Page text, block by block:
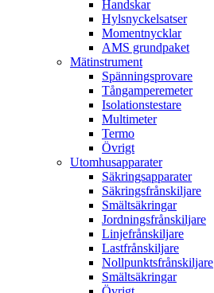
Handskar
Hylsnyckelsatser
Momentnycklar
AMS grundpaket
Mätinstrument
Spänningsprovare
Tångamperemeter
Isolationstestare
Multimeter
Termo
Övrigt
Utomhusapparater
Säkringsapparater
Säkringsfrånskiljare
Smältsäkringar
Jordningsfrånskiljare
Linjefrånskiljare
Lastfrånskiljare
Nollpunktsfrånskiljare
Smältsäkringar